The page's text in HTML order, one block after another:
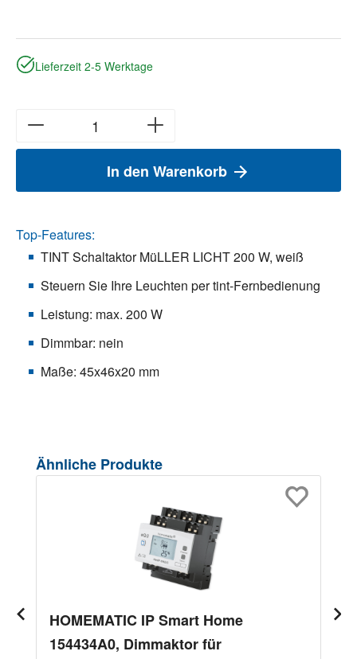
Lieferzeit 2-5 Werktage
In den Warenkorb
Top-Features:
TINT Schaltaktor MüLLER LICHT 200 W, weiß
Steuern Sie Ihre Leuchten per tint-Fernbedienung
Leistung: max. 200 W
Dimmbar: nein
Maße: 45x46x20 mm
Produktgalerie überspringen
Ähnliche Produkte
HOMEMATIC IP Smart Home
154434A0, Dimmaktor für